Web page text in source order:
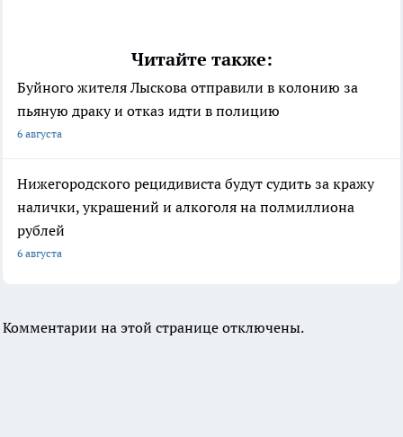
Читайте также:
Буйного жителя Лыскова отправили в колонию за
пьяную драку и отказ идти в полицию
6 августа
Нижегородского рецидивиста будут судить за кражу
налички, украшений и алкоголя на полмиллиона
рублей
6 августа
Комментарии на этой странице отключены.